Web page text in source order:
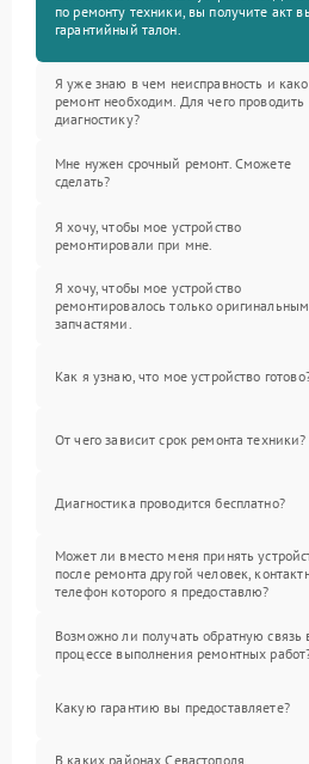
по ремонту техники, вы получите акт
гарантийный талон.
Я уже знаю в чем неисправность и
ремонт необходим. Для чего проводить
диагностику?
Мне нужен срочный ремонт. Сможете
сделать?
Я хочу, чтобы мое устройство
ремонтировали при мне.
Я хочу, чтобы мое устройство
ремонтировалось только
запчастями.
Как я узнаю, что мое устройство
От чего зависит срок ремонта техники?
Диагностика проводится бесплатно?
Может ли вместо меня принять
после ремонта другой человек,
телефон которого я предоставлю?
Возможно ли получать обратную связь
процессе выполнения ремонтных
Какую гарантию вы предоставляете?
В каких районах Севастополя